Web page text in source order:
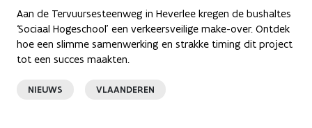
Aan de Tervuursesteenweg in Heverlee kregen de bushaltes
‘Sociaal Hogeschool’ een verkeersveilige make-over. Ontdek
hoe een slimme samenwerking en strakke timing dit project
tot een succes maakten.
NIEUWS VLAANDEREN